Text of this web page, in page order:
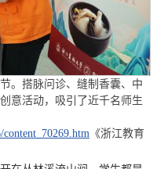
。搭脉问诊、缝制香囊、中
意活动，吸引了近千名师生
《浙江教育